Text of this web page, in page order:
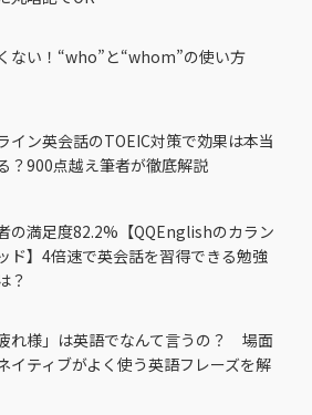
ない！“who”と“whom”の使い方
イン英会話のTOEIC対策で効果は本当
？900点越え筆者が徹底解説
の満足度82.2%【QQEnglishのカラン
ド】4倍速で英会話を習得できる勉強
？
疲れ様」は英語でなんて言うの？ 場面
イティブがよく使う英語フレーズを解